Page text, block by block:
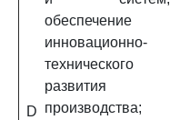
D
обеспечение
инновационно-
технического
развития
производства;